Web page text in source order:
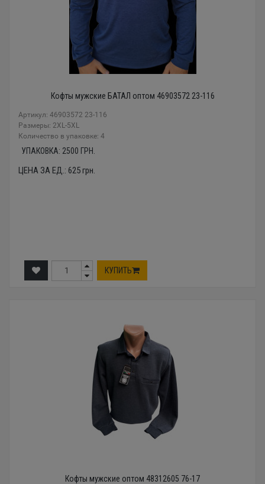
Кофты мужские БАТАЛ оптом 46903572 23-116
Артикул: 46903572 23-116
Размеры: 2XL-5XL
Количество в упаковке: 4
УПАКОВКА: 2500 ГРН.
ЦЕНА ЗА ЕД.: 625грн.
КУПИТЬ
Кофты мужские оптом 48312605 76-17